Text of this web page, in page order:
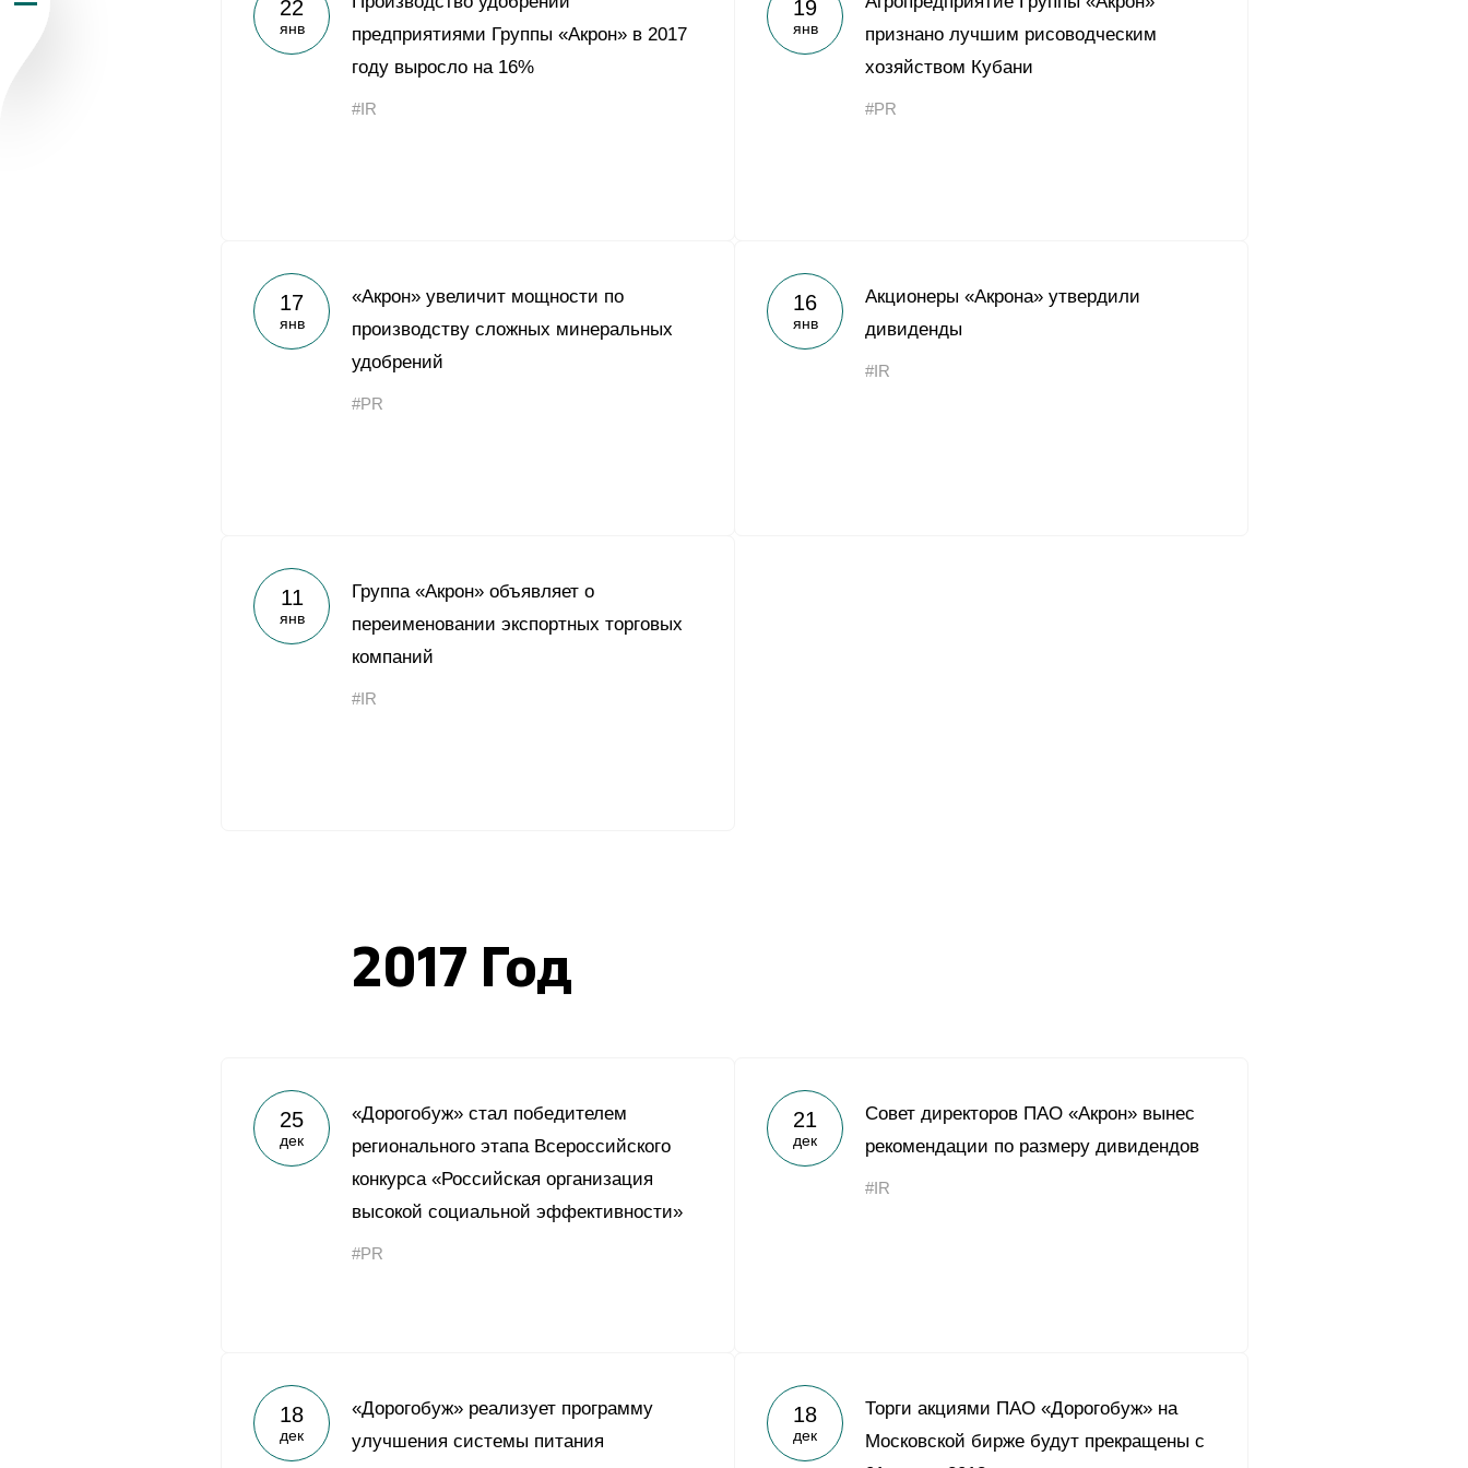
Yong Sheng Feng
Acron Argentina S.R.L
Acron Brasil Ltda.
Пресс-центр
Карьера
22
янв
предприятиями Группы «Акрон» в 2017
году выросло на 16%
#IR
19
янв
признано лучшим рисоводческим
хозяйством Кубани
#PR
17
янв
«Акрон» увеличит мощности по
производству сложных минеральных
удобрений
#PR
16
янв
Акционеры «Акрона» утвердили
дивиденды
#IR
11
янв
Группа «Акрон» объявляет о
переименовании экспортных торговых
компаний
#IR
2017 Год
25
дек
«Дорогобуж» стал победителем
регионального этапа Всероссийского
конкурса «Российская организация
высокой социальной эффективности»
#PR
21
дек
Совет директоров ПАО «Акрон» вынес
рекомендации по размеру дивидендов
#IR
18
дек
«Дорогобуж» реализует программу
улучшения системы питания
18
дек
Торги акциями ПАО «Дорогобуж» на
Московской бирже будут прекращены с